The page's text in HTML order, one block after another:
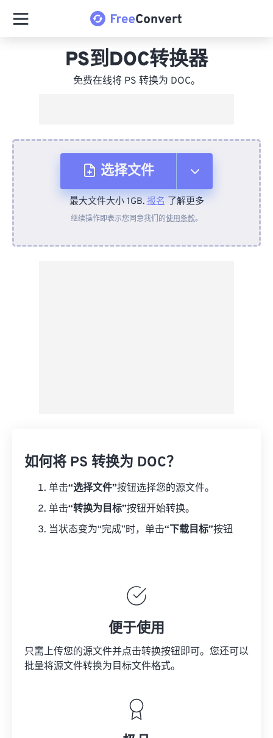
PS到DOC转换器
免费在线将 PS 转换为 DOC。
选择文件
从设备
最大文件大小 1GB.报名了解更多
继续操作即表示您同意我们的使用条款。
如何将 PS 转换为 DOC？
单击“选择文件”按钮选择您的源文件。
单击“转换为目标”按钮开始转换。
当状态变为“完成”时，单击“下载目标”按钮
便于使用
只需上传您的源文件并点击转换按钮即可。您还可以
批量将源文件转换为目标文件格式。